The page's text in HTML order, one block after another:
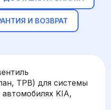
И ВОЗВРАТ
ТРВ) для системы
KIA,